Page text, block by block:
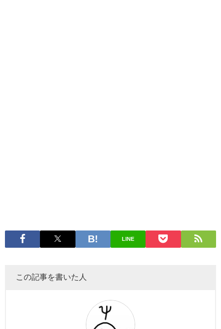
LINE
この記事を書いた人